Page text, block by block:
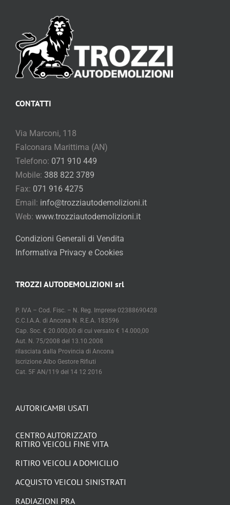
AUTORICAMBI USATI
CENTRO AUTORIZZATO
RITIRO VEICOLI FINE VITA
RITIRO VEICOLI A DOMICILIO
ACQUISTO VEICOLI SINISTRATI
RADIAZIONI PRA
CONTATTI
Via Marconi, 118
Falconara Marittima (AN)
Telefono: 071 910 449
Mobile: 388 822 3789
Fax: 071 916 4275
Email: info@trozziautodemolizioni.it
Web: www.trozziautodemolizioni.it
Condizioni Generali di Vendita
Informativa Privacy e Cookies
TROZZI AUTODEMOLIZIONI srl
P. IVA – Cod. Fisc. – N. Reg. Imprese 02388690428
C.C.I.A.A. di Ancona N. R.E.A. 183596
Cap. Soc. € 20.000,00 di cui versato € 14.000,00
Aut. N. 75/2008 del 13.10.2008
rilasciata dalla Provincia di Ancona
Iscrizione Albo Gestore Rifiuti
Cat. 5F AN/119 del 14 12 2016